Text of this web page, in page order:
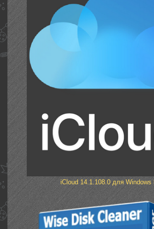
iCloud 14.1.108.0 для Windows